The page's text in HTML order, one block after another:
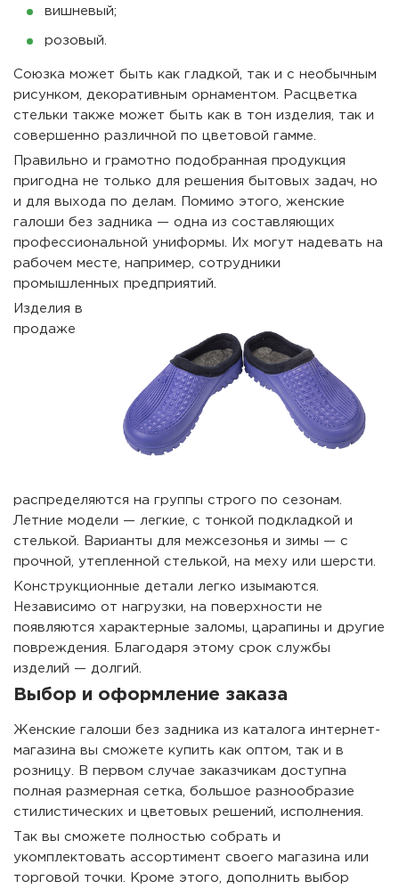
вишневый;
розовый.
Союзка может быть как гладкой, так и с необычным
рисунком, декоративным орнаментом. Расцветка
стельки также может быть как в тон изделия, так и
совершенно различной по цветовой гамме.
Правильно и грамотно подобранная продукция
пригодна не только для решения бытовых задач, но
и для выхода по делам. Помимо этого, женские
галоши без задника — одна из составляющих
профессиональной униформы. Их могут надевать на
рабочем месте, например, сотрудники
промышленных предприятий.
Изделия в
продаже
распределяются на группы строго по сезонам.
Летние модели — легкие, с тонкой подкладкой и
стелькой. Варианты для межсезонья и зимы — с
прочной, утепленной стелькой, на меху или шерсти.
Конструкционные детали легко изымаются.
Независимо от нагрузки, на поверхности не
появляются характерные заломы, царапины и другие
повреждения. Благодаря этому срок службы
изделий — долгий.
Выбор и оформление заказа
Женские галоши без задника из каталога интернет-
магазина вы сможете купить как оптом, так и в
розницу. В первом случае заказчикам доступна
полная размерная сетка, большое разнообразие
стилистических и цветовых решений, исполнения.
Так вы сможете полностью собрать и
укомплектовать ассортимент своего магазина или
торговой точки. Кроме этого, дополнить выбор